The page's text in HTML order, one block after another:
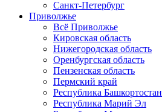
Санкт-Петербург
Приволжье
Всё Приволжье
Кировская область
Нижегородская область
Оренбургская область
Пензенская область
Пермский край
Республика Башкортостан
Республика Марий Эл